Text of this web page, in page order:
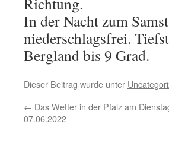
In der Nacht zum
niederschlagsfrei.
Bergland bis 9 Grad.
Dieser Beitrag wurde unter
← Das Wetter in der Pfalz am
07.06.2022